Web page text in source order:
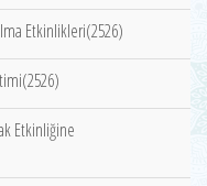
Etkinlikleri(2526)
Etkinliğine